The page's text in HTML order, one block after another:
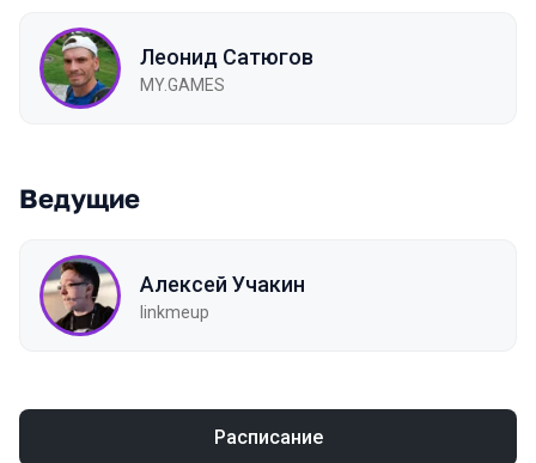
Леонид Сатюгов
MY.GAMES
Ведущие
Алексей Учакин
linkmeup
Расписание